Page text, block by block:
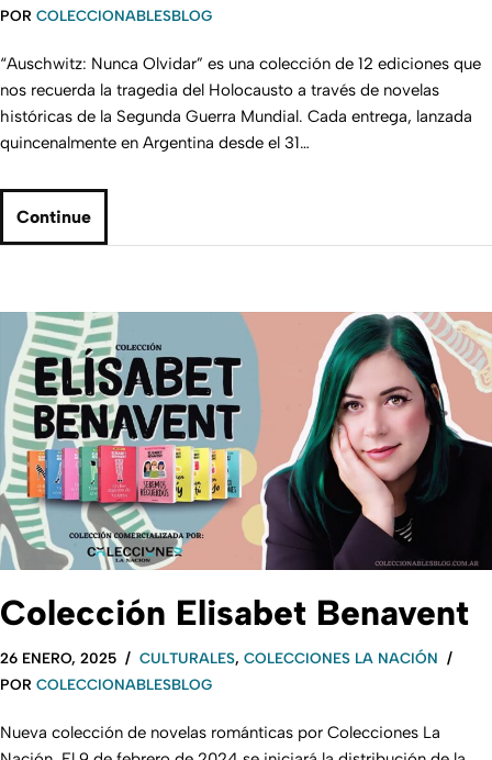
POR COLECCIONABLESBLOG
“Auschwitz: Nunca Olvidar” es una colección de 12 ediciones que
nos recuerda la tragedia del Holocausto a través de novelas
históricas de la Segunda Guerra Mundial. Cada entrega, lanzada
quincenalmente en Argentina desde el 31…
Continue
Colección Elisabet Benavent
26 ENERO, 2025 CULTURALES, COLECCIONES LA NACIÓN
POR COLECCIONABLESBLOG
Nueva colección de novelas románticas por Colecciones La